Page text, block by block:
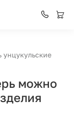
унцукульские
можно